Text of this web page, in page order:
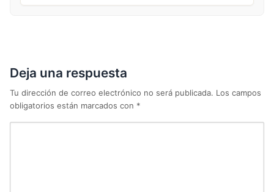
Deja una respuesta
Tu dirección de correo electrónico no será publicada. Los campos
obligatorios están marcados con *